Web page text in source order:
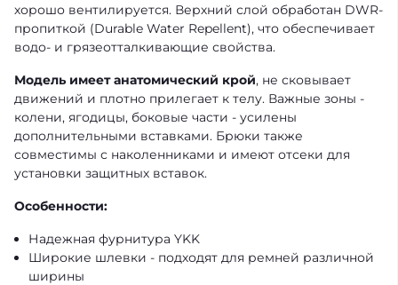
хорошо вентилируется. Верхний слой обработан DWR-
пропиткой (Durable Water Repellent), что обеспечивает
водо- и грязеотталкивающие свойства.
Модель имеет анатомический крой, не сковывает
движений и плотно прилегает к телу. Важные зоны -
колени, ягодицы, боковые части - усилены
дополнительными вставками. Брюки также
совместимы с наколенниками и имеют отсеки для
установки защитных вставок.
Особенности:
Надежная фурнитура YKK
Широкие шлевки - подходят для ремней различной
ширины